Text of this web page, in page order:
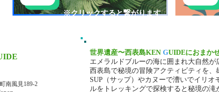
​※クリックすると繋がります
南風見189-2
世界遺産〜西表島KEN GUIDEにおまか
エメラルドブルーの海に囲まれ大自然
西表島で秘境の冒険アクティビティを、
SUP（サップ）やカヌーで漕いでイリ
ルをトレッキングで探検すると秘境の